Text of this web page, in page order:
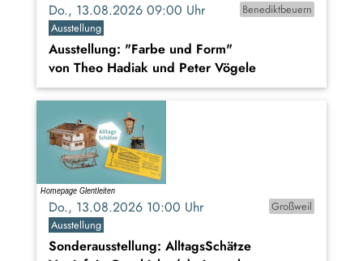
Do., 13.08.2026 09:00 Uhr
Benediktbeuern
Ausstellung
Ausstellung: "Farbe und Form"
von Theo Hadiak und Peter Vögele
Do., 13.08.2026 10:00 Uhr
Großweil
Ausstellung
Sonderausstellung: AlltagsSchätze